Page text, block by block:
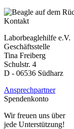
Kontakt
Laborbeaglehilfe e.V.
Geschäftsstelle
Tina Freiberg
Schulstr. 4
D - 06536 Südharz
Ansprechpartner
Spendenkonto
Wir freuen uns über
jede Unterstützung!